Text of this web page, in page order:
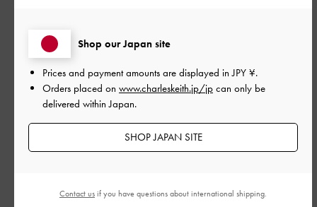
歩きやすい
海外旅行に履いていきましたが、ソールが厚くて柔らかいの
Shop our Japan site
Prices and payment amounts are displayed inJPY ¥.
Orders placed on www.charleskeith.jp/jp can only be
delivered within Japan.
SHOP JAPAN SITE
Contact usif you have questions about international shipping.